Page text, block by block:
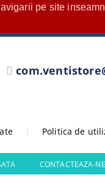
pe site
Politica de
CONTACTEAZA-NE